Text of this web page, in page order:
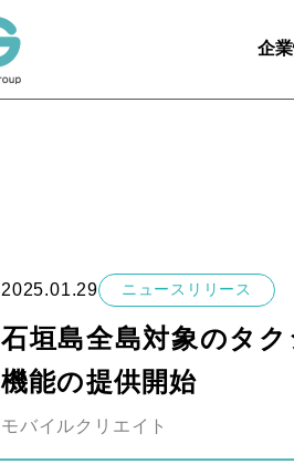
企
2025.01.29 ニュースリリース
石垣島全島対象のタ
機能の提供開始
モバイルクリエイト